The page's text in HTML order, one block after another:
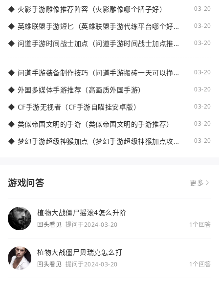
◆ 火影手游雕像推荐阵容（火影雕像哪个牌子好） 03-20
◆ 英雄联盟手游短匕（英雄联盟手游代练平台哪个好
03-20
◆ 问道手游时间战士加点（问道手游时间战士加点推
03-20
◆ 问道手游装备制作技巧（问道手游搬砖一天可以挣多
03-20
◆ 外国多媒体手游推荐（高画质外国手游） 03-20
◆ CF手游无视者（CF手游自瞄挂安卓版） 03-20
◆ 类似帝国文明的手游（类似帝国文明的手游推荐） 03-20
◆ 梦幻手游超级神猴加点（梦幻手游超级神猴加点攻
03-20
游戏问答 更多
植物大战僵尸摇滚4怎么升阶
回头看见 提问于2024-03-20 1个回答
植物大战僵尸贝瑞克怎么打
回头看见 提问于2024-03-20 1个回答